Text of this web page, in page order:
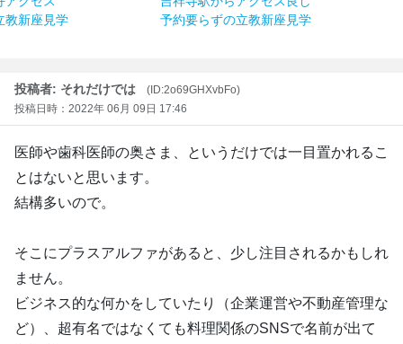
教新座見学
予約要らずの立教新座見学
投稿者: それだけでは
(ID:2o69GHXvbFo)
投稿日時：2022年 06月 09日 17:46
医師や歯科医師の奥さま、というだけでは一目置かれるこ
とはないと思います。
結構多いので。
そこにプラスアルファがあると、少し注目されるかもしれ
ません。
ビジネス的な何かをしていたり（企業運営や不動産管理な
ど）、超有名ではなくても料理関係のSNSで名前が出て